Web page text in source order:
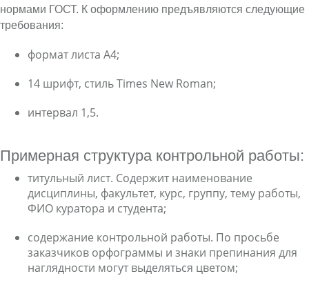
нормами ГОСТ. К оформлению предъявляются следующие
требования:
формат листа А4;
14 шрифт, стиль Times New Roman;
интервал 1,5.
Примерная структура контрольной работы:
титульный лист. Содержит наименование
дисциплины, факультет, курс, группу, тему работы,
ФИО куратора и студента;
содержание контрольной работы. По просьбе
заказчиков орфограммы и знаки препинания для
наглядности могут выделяться цветом;